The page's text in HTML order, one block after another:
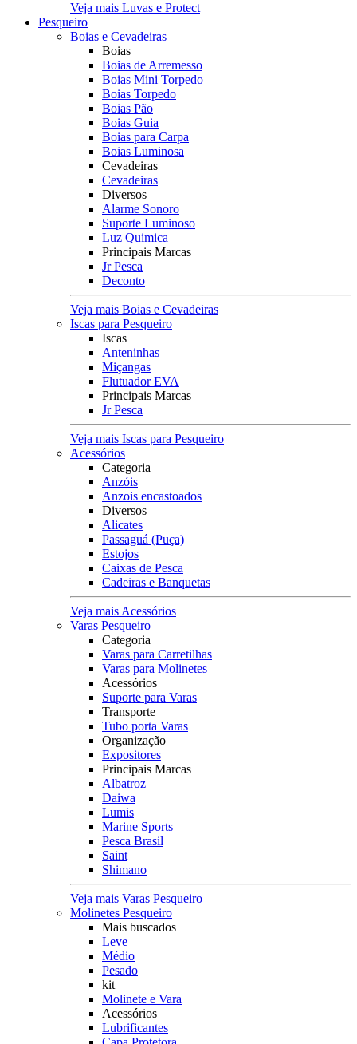
Veja mais Luvas e Protect
Pesqueiro
Boias e Cevadeiras
Boias
Boias de Arremesso
Boias Mini Torpedo
Boias Torpedo
Boias Pão
Boias Guia
Boias para Carpa
Boias Luminosa
Cevadeiras
Cevadeiras
Diversos
Alarme Sonoro
Suporte Luminoso
Luz Quimica
Principais Marcas
Jr Pesca
Deconto
Veja mais Boias e Cevadeiras
Iscas para Pesqueiro
Iscas
Anteninhas
Miçangas
Flutuador EVA
Principais Marcas
Jr Pesca
Veja mais Iscas para Pesqueiro
Acessórios
Categoria
Anzóis
Anzois encastoados
Diversos
Alicates
Passaguá (Puça)
Estojos
Caixas de Pesca
Cadeiras e Banquetas
Veja mais Acessórios
Varas Pesqueiro
Categoria
Varas para Carretilhas
Varas para Molinetes
Acessórios
Suporte para Varas
Transporte
Tubo porta Varas
Organização
Expositores
Principais Marcas
Albatroz
Daiwa
Lumis
Marine Sports
Pesca Brasil
Saint
Shimano
Veja mais Varas Pesqueiro
Molinetes Pesqueiro
Mais buscados
Leve
Médio
Pesado
kit
Molinete e Vara
Acessórios
Lubrificantes